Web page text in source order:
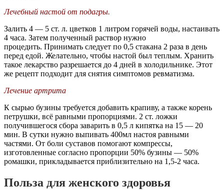
Лечебный настой от подагры.
Залить 4 — 5 ст. л. цветков 1 литром горячей воды, настаивать
4 часа. Затем полученный раствор нужно
процедить. Принимать следует по 0,5 стакана 2 раза в день
перед едой. Желательно, чтобы настой был теплым. Хранить
такое лекарство разрешается до 4 дней в холодильнике. Этот
же рецепт подходит для снятия симптомов ревматизма.
Лечение артрита
К сырью бузины требуется добавить крапиву, а также корень
петрушки, всё равными пропорциями. 2 ст. ложки
получившегося сбора заварить в 0,5 л кипятка на 15 — 20
мин. В сутки нужно выпивать 400мл настоя равными
частями. От боли суставов помогают компрессы,
изготовленные согласно пропорции 50% бузины — 50%
ромашки, прикладывается приблизительно на 1,5-2 часа.
Польза для женского здоровья